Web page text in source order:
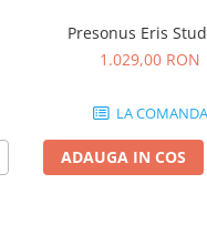
Presonus Eris
1.029,00 RON
LA COMANDA
ADAUGA IN COS